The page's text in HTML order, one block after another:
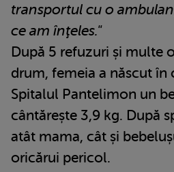
transportul cu o
ce am înţeles."
După 5 refuzuri și multe
drum, femeia a născut
Spitalul Pantelimon un
cântărește 3,9 kg. După
atât mama, cât și
oricărui pericol.